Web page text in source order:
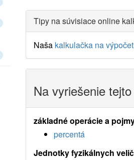
Tipy na súvisiace online
Naša kalkulačka na
Na vyriešenie
základné operácie a
percentá
Jednotky fyzikálnych